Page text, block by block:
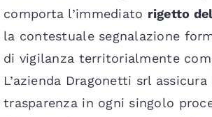
comporta l’immediato rigetto
la contestuale segnalazione
di vigilanza territorialmente
L’azienda Dragonetti srl
trasparenza in ogni singolo